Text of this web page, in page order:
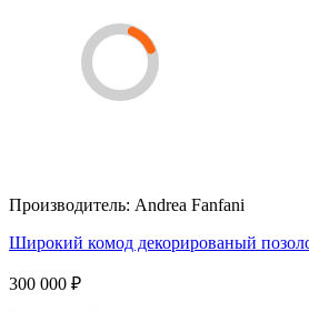
Производитель: Andrea Fanfani
Широкий комод декорированый
300 000 ₽